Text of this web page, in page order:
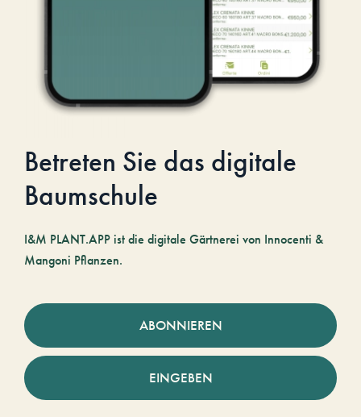
Betreten Sie das digitale
Baumschule
I&M PLANT.APP ist die digitale Gärtnerei von Innocenti &
Mangoni Pflanzen.
ABONNIEREN
EINGEBEN